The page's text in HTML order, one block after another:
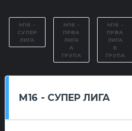
M16 -
СУПЕР
ЛИГА
M16 -
ПРВА
ЛИГА
А
ГРУПА
M16 -
ПРВА
ЛИГА
Б
ГРУПА
M16 - СУПЕР ЛИГА